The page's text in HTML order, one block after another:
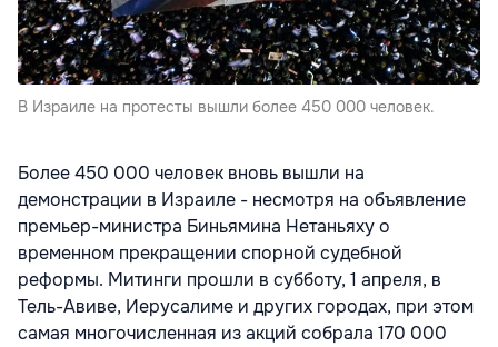
В Израиле на протесты вышли более 450 000 человек.
Более 450 000 человек вновь вышли на
демонстрации в Израиле - несмотря на объявление
премьер-министра Биньямина Нетаньяху о
временном прекращении спорной судебной
реформы. Митинги прошли в субботу, 1 апреля, в
Тель-Авиве, Иерусалиме и других городах, при этом
самая многочисленная из акций собрала 170 000